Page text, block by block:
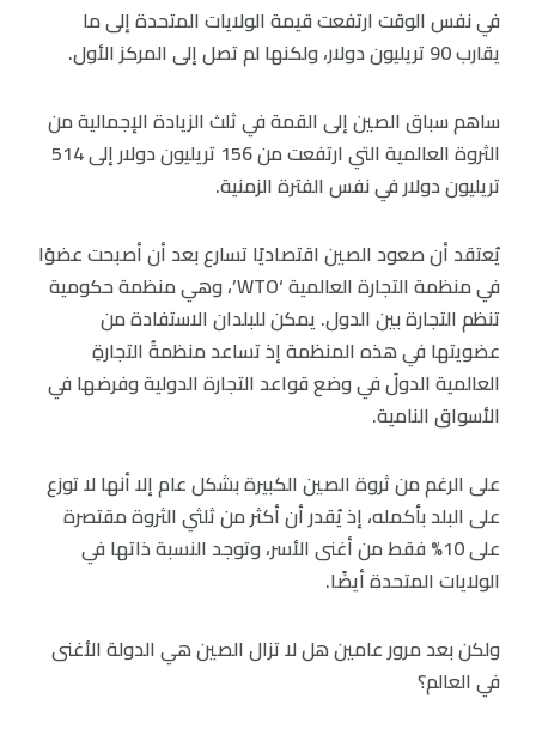
في نفس الوقت ارتفعت قيمة الولايات المتحدة إلى ما
يقارب 90 تريليون دولار، ولكنها لم تصل إلى المركز الأول.
ساهم سباق الصين إلى القمة في ثلث الزيادة الإجمالية من
الثروة العالمية التي ارتفعت من 156 تريليون دولار إلى 514
تريليون دولار في نفس الفترة الزمنية.
يُعتقد أن صعود الصين اقتصاديًا تسارع بعد أن أصبحت عضوًا
في منظمة التجارة العالمية ‘WTO’، وهي منظمة حكومية
تنظم التجارة بين الدول. يمكن للبلدان الاستفادة من
عضويتها في هذه المنظمة إذ تساعد منظمةُ التجارةِ
العالمية الدولَ في وضع قواعد التجارة الدولية وفرضها في
الأسواق النامية.
على الرغم من ثروة الصين الكبيرة بشكل عام إلا أنها لا توزع
على البلد بأكمله، إذ يُقدر أن أكثر من ثلثي الثروة مقتصرة
على 10% فقط من أغنى الأسر، وتوجد النسبة ذاتها في
الولايات المتحدة أيضًا.
ولكن بعد مرور عامين هل لا تزال الصين هي الدولة الأغنى
في العالم؟